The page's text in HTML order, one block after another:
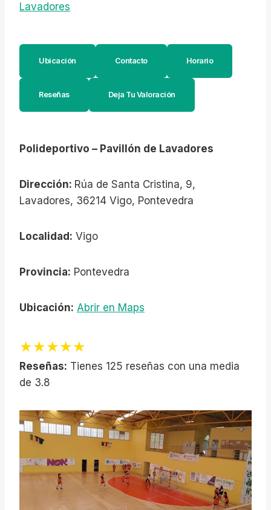
Lavadores
Ubicación Contacto Horario
Reseñas Deja Tu Valoración
Polideportivo – Pavillón de Lavadores
Dirección: Rúa de Santa Cristina, 9,
Lavadores, 36214 Vigo, Pontevedra
Localidad: Vigo
Provincia: Pontevedra
Ubicación: Abrir en Maps
★★★★★
Reseñas: Tienes 125 reseñas con una media
de 3.8